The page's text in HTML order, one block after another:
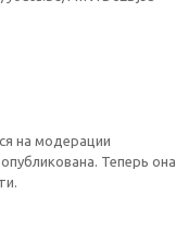
на модерации
Теперь